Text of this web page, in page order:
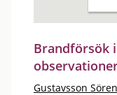
Brandförsök
Gustavsson Sören